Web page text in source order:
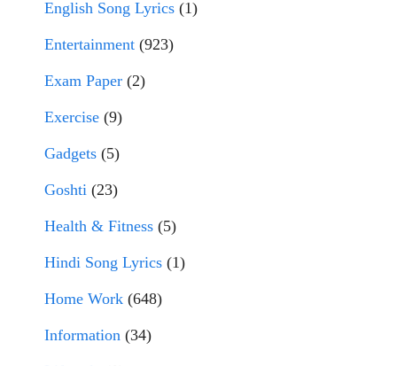
English Song Lyrics (1)
Entertainment (923)
Exam Paper (2)
Exercise (9)
Gadgets (5)
Goshti (23)
Health & Fitness (5)
Hindi Song Lyrics (1)
Home Work (648)
Information (34)